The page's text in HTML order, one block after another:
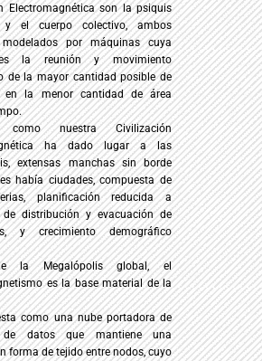
Electromagnética son la psiquis
y el cuerpo colectivo, ambos
por máquinas cuya
la reunión y movimiento
de la mayor cantidad posible de
en la menor cantidad de área
nuestra Civilización
ha dado lugar a las
extensas manchas sin borde
había ciudades, compuesta de
planificación reducida a
de distribución y evacuación de
y crecimiento demográfico
la Megalópolis global, el
es la base material de la
como una nube portadora de
de datos que mantiene una
forma de tejido entre nodos, cuyo